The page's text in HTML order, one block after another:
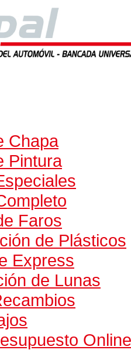
Chapa
Pintura
Faros
de Plásticos
Express
de Lunas
Online